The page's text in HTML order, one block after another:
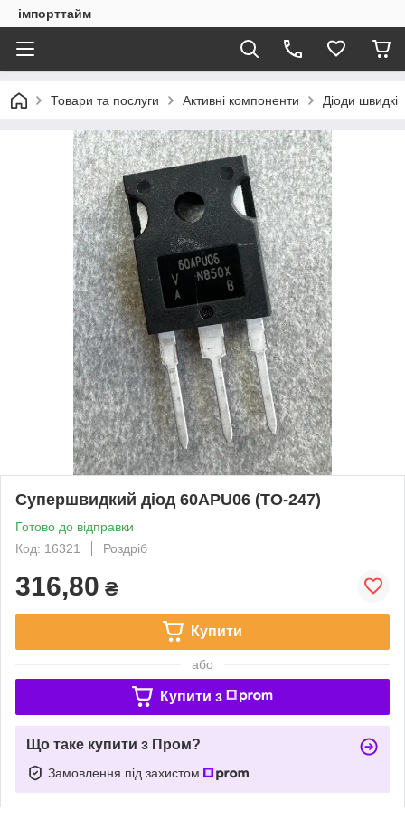
імпорттайм
Товари та послуги Активні компоненти Діоди швидкі
Супершвидкий діод 60APU06 (TO-247)
Готово до відправки
Код: 16321
Роздріб
316,80 ₴
Купити
або
Купити з
Що таке купити з Пром?
Замовлення під захистом